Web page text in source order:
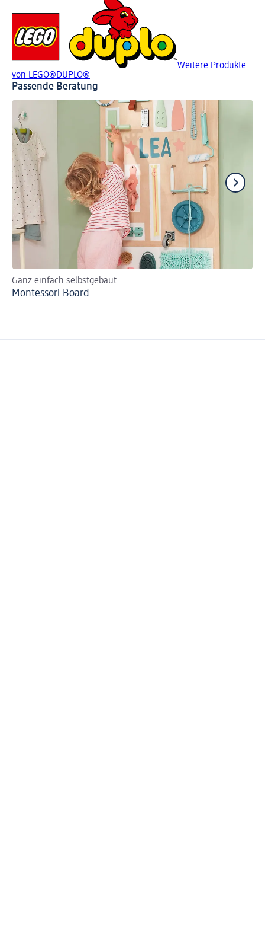
Weitere Produkte
von LEGO®DUPLO®
Passende Beratung
Ganz einfach selbstgebaut
Montessori Board